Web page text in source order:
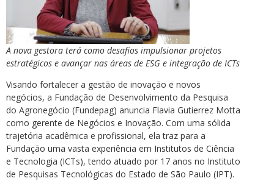
A nova gestora terá como desafios impulsionar projetos
estratégicos e avançar nas áreas de ESG e integração de ICTs
Visando fortalecer a gestão de inovação e novos
negócios, a Fundação de Desenvolvimento da Pesquisa
do Agronegócio (Fundepag) anuncia Flavia Gutierrez Motta
como gerente de Negócios e Inovação. Com uma sólida
trajetória acadêmica e profissional, ela traz para a
Fundação uma vasta experiência em Institutos de Ciência
e Tecnologia (ICTs), tendo atuado por 17 anos no Instituto
de Pesquisas Tecnológicas do Estado de São Paulo (IPT).